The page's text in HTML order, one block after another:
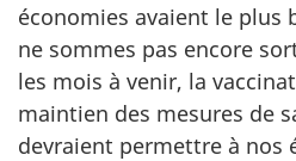
économies avaient le plus
ne sommes pas encore
les mois à venir, la
maintien des mesures de
devraient permettre à nos